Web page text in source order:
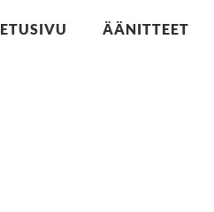
ETUSIVU ÄÄNITTEET